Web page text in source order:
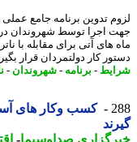
تدوین برنامه جامع عملی
اجرا توسط شهروندان در
های آتی برای مقابله با
کار دولتمردان قرار بگیرد.
-برنامه -شهروندان-
کسب وکار های آسیب
صداوسیما-